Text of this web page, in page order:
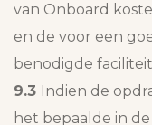
van Onboard
en de voor een
benodigde
9.3 Indien de
het bepaalde in